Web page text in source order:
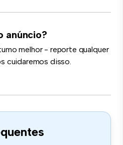
anúncio?
melhor - reporte qualquer
cuidaremos disso.